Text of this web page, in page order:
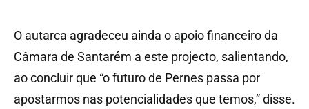
O autarca agradeceu ainda o apoio financeiro da
Câmara de Santarém a este projecto, salientando,
ao concluir que “o futuro de Pernes passa por
apostarmos nas potencialidades que temos,” disse.